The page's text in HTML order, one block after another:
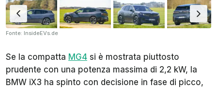
Fonte: InsideEVs.de
Se la compatta MG4 si è mostrata piuttosto
prudente con una potenza massima di 2,2 kW, la
BMW iX3 ha spinto con decisione in fase di picco,